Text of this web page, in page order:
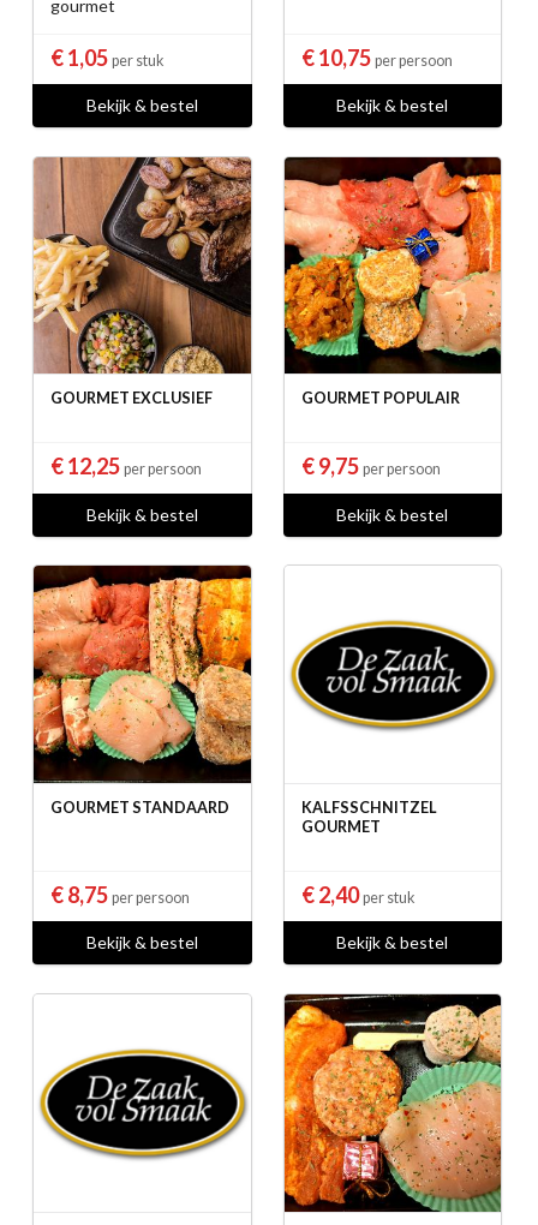
gourmet
€ 1,05 per stuk
Bekijk & bestel
€ 10,75 per persoon
Bekijk & bestel
GOURMET EXCLUSIEF
€ 12,25 per persoon
Bekijk & bestel
GOURMET POPULAIR
€ 9,75 per persoon
Bekijk & bestel
GOURMET STANDAARD
€ 8,75 per persoon
Bekijk & bestel
KALFSSCHNITZEL
GOURMET
€ 2,40per stuk
Bekijk & bestel